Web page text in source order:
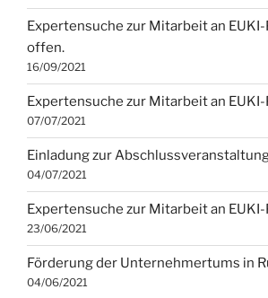
Expertensuche zur Mitarbeit an
offen.
16/09/2021
Expertensuche zur Mitarbeit an
07/07/2021
Einladung zur
04/07/2021
Expertensuche zur Mitarbeit an
23/06/2021
Förderung der Unternehmertums in
04/06/2021